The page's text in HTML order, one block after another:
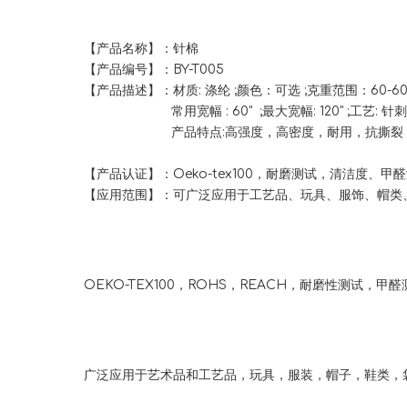
【产品名称】：针棉
【产品编号】：BY-T005
【产品描述】：材质: 涤纶 ;颜色：可选 ;克重范围：60-
常用宽幅 : 60" ;最大宽幅: 120" ;工艺: 针刺
产品特点:高强度，高密度，耐用，抗撕裂
【产品认证】：Oeko-tex100，耐磨测试，清洁度、甲
【应用范围】：可广泛应用于工艺品、玩具、服饰、帽
OEKO-TEX100，ROHS，REACH，耐磨性测试，甲醛
广泛应用于艺术品和工艺品，玩具，服装，帽子，鞋类，